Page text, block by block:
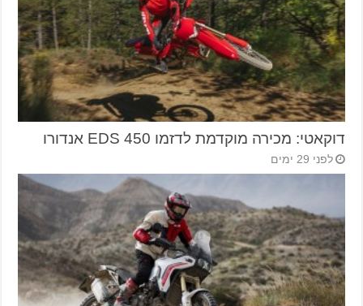
דוקאטי: מכירה מוקדמת לדזמו 450 EDS אנדורו
לפני 29 ימים